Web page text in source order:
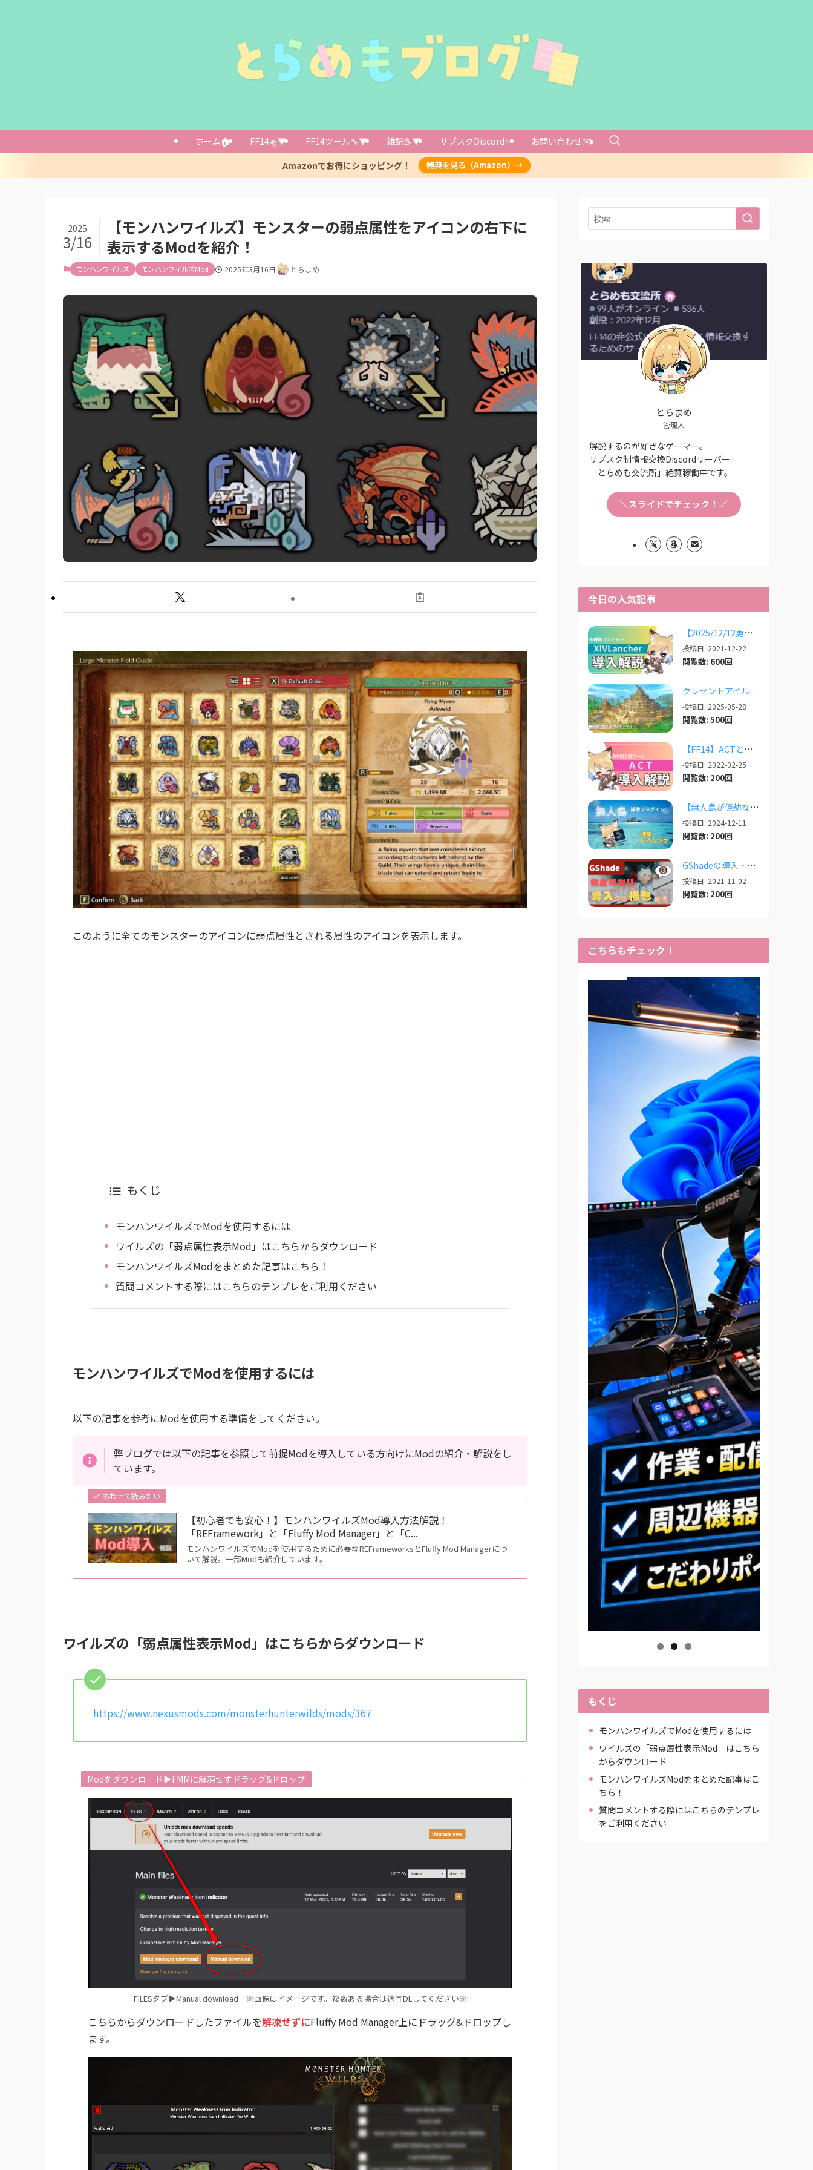
ホーム🏠 FF14🛸▼ FF14ツール🔧▼ 雑記📝▼ サブスクDiscord✨️
お問い合わせ✉️
Amazonでお得にショッピング！
特典を見る（Amazon）→
【モンハンワイルズ】モンスターの弱点属性をアイコンの右下に
表示するModを紹介！
2025
3/16
モンハンワイルズ モンハンワイルズMod 2025年3月16日 とらまめ
このように全てのモンスターのアイコンに弱点属性とされる属性のアイコンを表示します。
もくじ
モンハンワイルズでModを使用するには
ワイルズの「弱点属性表示Mod」はこちらからダウンロード
モンハンワイルズModをまとめた記事はこちら！
質問コメントする際にはこちらのテンプレをご利用ください
モンハンワイルズでModを使用するには
以下の記事を参考にModを使用する準備をしてください。
弊ブログでは以下の記事を参照して前提Modを導入している方向けにModの紹介・解説をし
ています。
あわせて読みたい
【初心者でも安心！】モンハンワイルズMod導入方法解説！
「REFramework」と「Fluffy Mod Manager」と「C...
モンハンワイルズでModを使用するために必要なREFrameworksとFluffy Mod Managerにつ
いて解説。一部Modも紹介しています。
ワイルズの「弱点属性表示Mod」はこちらからダウンロード
https://www.nexusmods.com/monsterhunterwilds/mods/367
Modをダウンロード▶FMMに解凍せずドラッグ&ドロップ
FILESタブ▶Manual download ※画像はイメージです。複数ある場合は適宜DLしてください※
こちらからダウンロードしたファイルを解凍せずにFluffy Mod Manager上にドラッグ&ドロップし
ます。
とらまめ
管理人
解説するのが好きなゲーマー。
サブスク制情報交換Discordサーバー
「とらめも交流所」絶賛稼働中です。
＼スライドでチェック！／
今日の人気記事
【2025/12/12更新】多機能ランチャー「XIVLauncher」の導入方法・使い方について
投稿日: 2021-12-22
閲覧数: 600回
クレセントアイルで使えるツール情報まとめ【2026/07/30更新】
投稿日: 2025-05-28
閲覧数: 500回
【FF14】ACTと必須プラグインの導入完全ガイド【2026/04更新】
投稿日: 2022-02-25
閲覧数: 200回
【無人島が億劫な人向け】無人島のレベリングと素材集め補助プラグイン「Explorer’s...
投稿日: 2024-12-11
閲覧数: 200回
GShadeの導入・設定・撮影まで徹底解説！【2026/03/25更新】
投稿日: 2021-11-02
閲覧数: 200回
こちらもチェック！
もくじ
モンハンワイルズでModを使用するには
ワイルズの「弱点属性表示Mod」はこちら
からダウンロード
モンハンワイルズModをまとめた記事はこ
ちら！
質問コメントする際にはこちらのテンプレ
をご利用ください
モンハンワイルズModをまとめた記事はこちら！
質問コメントする際にはこちらのテンプレをご利用ください